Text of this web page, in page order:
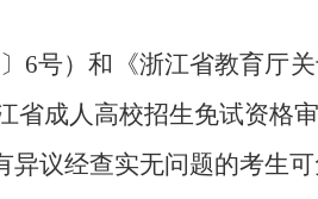
〕 6号）和《浙江省教育厅
省成人高校招生免试资格
议经查实无问题的考生可